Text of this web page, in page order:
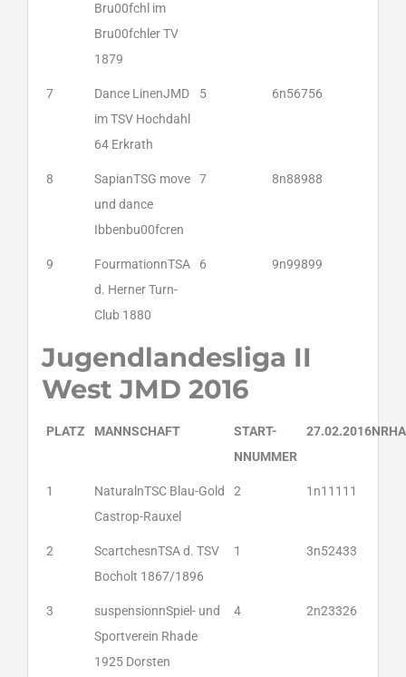
Bru00fchl im
Bru00fchler TV
1879
7
Dance LinenJMD
im TSV Hochdahl
64 Erkrath
5 6n56756
8
SapianTSG move
und dance
Ibbenbu00fcren
7 8n88988
9
FourmationnTSA
d. Herner Turn-
Club 1880
6 9n99899
Jugendlandesliga II
West JMD 2016
PLATZ MANNSCHAFT
START-
NNUMMER
1
NaturalnTSC Blau-Gold
Castrop-Rauxel
2 1n11111
2
ScartchesnTSA d. TSV
Bocholt 1867/1896
1 3n52433
3
suspensionnSpiel- und
Sportverein Rhade
1925 Dorsten
4 2n23326